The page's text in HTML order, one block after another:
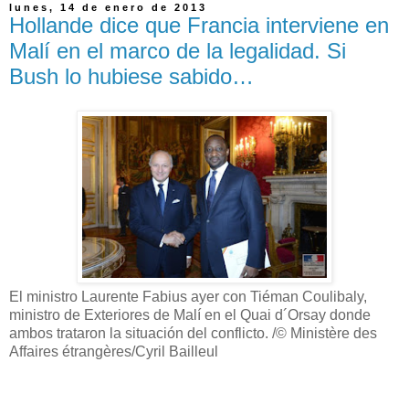
lunes, 14 de enero de 2013
Hollande dice que Francia interviene en
Malí en el marco de la legalidad. Si
Bush lo hubiese sabido…
El ministro Laurente Fabius ayer con Tiéman Coulibaly,
ministro de Exteriores de Malí en el Quai d´Orsay donde
ambos trataron la situación del conflicto. /© Ministère des
Affaires étrangères/Cyril Bailleul